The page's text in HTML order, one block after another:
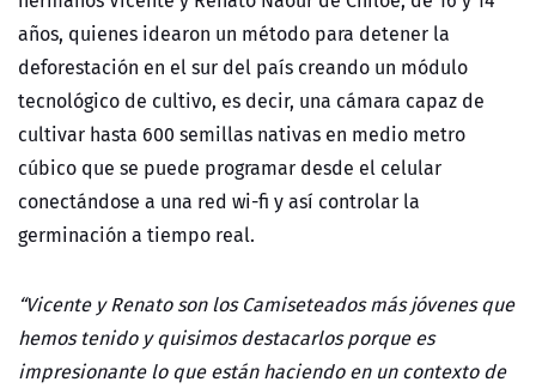
años, quienes idearon un método para detener la
deforestación en el sur del país creando un módulo
tecnológico de cultivo, es decir, una cámara capaz de
cultivar hasta 600 semillas nativas en medio metro
cúbico que se puede programar desde el celular
conectándose a una red wi-fi y así controlar la
germinación a tiempo real.
“Vicente y Renato son los Camiseteados más jóvenes que
hemos tenido y quisimos destacarlos porque es
impresionante lo que están haciendo en un contexto de